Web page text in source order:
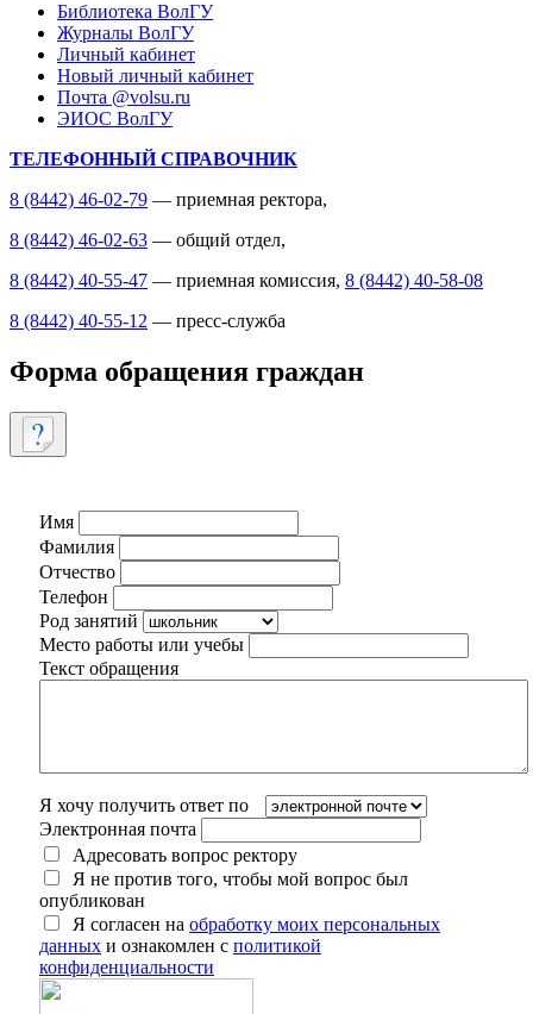
Библиотека ВолГУ
Журналы ВолГУ
Личный кабинет
Новый личный кабинет
Почта @volsu.ru
ЭИОС ВолГУ
ТЕЛЕФОННЫЙ СПРАВОЧНИК
8 (8442) 46-02-79 — приемная ректора,
8 (8442) 46-02-63 — общий отдел,
8 (8442) 40-55-47 — приемная комиссия, 8 (8442) 40-58-08
8 (8442) 40-55-12 — пресс-служба
Форма обращения граждан
Имя
Фамилия
Отчество
Телефон
Род занятий
Место работы или учебы
Текст обращения
Я хочу получить ответ по
Электронная почта
Адресовать вопрос ректору
Я не против того, чтобы мой вопрос был
опубликован
Я согласен на обработку моих персональных
данных и ознакомлен с политикой
конфиденциальности